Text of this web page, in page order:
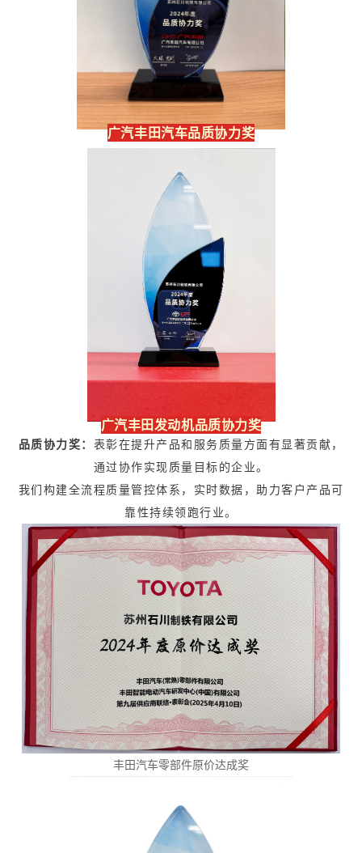
广汽丰田汽车品质协力奖
广汽丰田发动机品质协力奖
品质协力奖： 表彰在提升产品和服务质量方面有显著贡献，
通过协作实现质量目标的企业。
我们构建全流程质量管控体系，实时数据，助力客户产品可
靠性持续领跑行业。
丰田汽车零部件原价达成奖